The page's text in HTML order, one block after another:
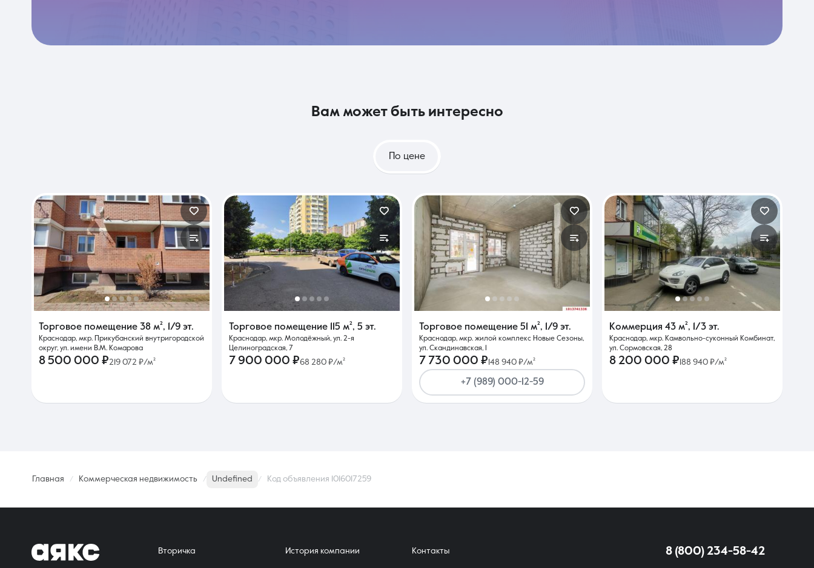
вам может быть интересно
По цене
Торговое помещение 38 м², 1/9 эт.
Краснодар, мкр. Прикубанский внутригородской
округ, ул. имени В.М. Комарова
8 500 000 ₽219 072 ₽/м²
Торговое помещение 115 м², 5 эт.
Краснодар, мкр. Молодёжный, ул. 2-я
Целиноградская, 7
7 900 000 ₽68 280 ₽/м²
Торговое помещение 51 м², 1/9 эт.
Краснодар, мкр. жилой комплекс Новые Сезоны,
ул. Скандинавская, 1
7 730 000 ₽ 148 940 ₽/м²
+7 (989) 000-12-59
Коммерция 43 м², 1/3 эт.
Краснодар, мкр. Камвольно-суконный Комбинат,
ул. Сормовская, 28
8 200 000 ₽ 188 940 ₽/м²
Главная Коммерческая недвижимость Undefined Код объявления 1016017259
Вторичка История компании Контакты 8 (800) 234-58-42